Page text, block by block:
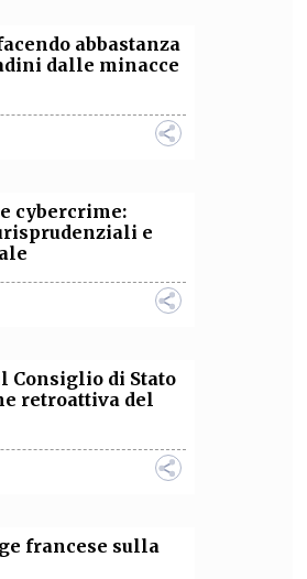
abbastanza
dalle minacce
cybercrime:
e
Consiglio di Stato
retroattiva del
francese sulla